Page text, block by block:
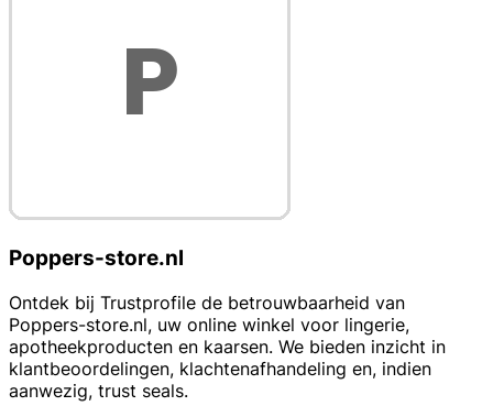
Poppers-store.nl
Ontdek bij Trustprofile de betrouwbaarheid van
Poppers-store.nl, uw online winkel voor lingerie,
apotheekproducten en kaarsen. We bieden inzicht in
klantbeoordelingen, klachtenafhandeling en, indien
aanwezig, trust seals.